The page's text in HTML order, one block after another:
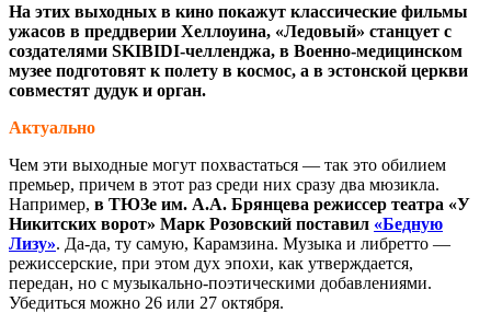
На этих выходных в кино покажут классические фильмы
ужасов в преддверии Хеллоуина, «Ледовый» станцует с
создателями SKIBIDI-челленджа, в Военно-медицинском
музее подготовят к полету в космос, а в эстонской церкви
совместят дудук и орган.
Актуально
Чем эти выходные могут похвастаться — так это обилием
премьер, причем в этот раз среди них сразу два мюзикла.
Например, в ТЮЗе им. А.А. Брянцева режиссер театра «У
Никитских ворот» Марк Розовский поставил «Бедную
Лизу». Да-да, ту самую, Карамзина. Музыка и либретто —
режиссерские, при этом дух эпохи, как утверждается,
передан, но с музыкально-поэтическими добавлениями.
Убедиться можно 26 или 27 октября.